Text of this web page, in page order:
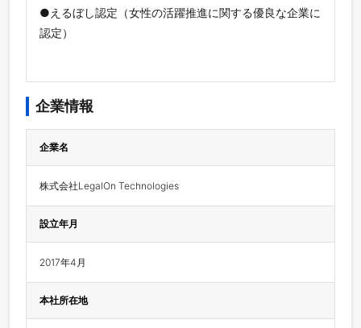
●えるぼし認定（女性の活躍推進に関する優良な企業に
認定）
企業情報
企業名
株式会社LegalOn Technologies
設立年月
2017年4月
本社所在地